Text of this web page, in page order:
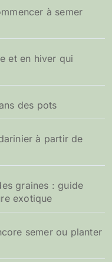
à semer
et en hiver qui
des pots
à partir de
graines : guide
exotique
semer ou planter